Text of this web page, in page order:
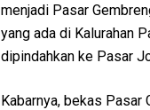
menjadi Pasar
yang ada di Kalurahan
dipindahkan ke Pasar
Kabarnya, bekas Pasar